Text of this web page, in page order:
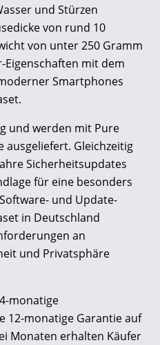
und Stürzen
von rund 10
von unter 250 Gramm
mit dem
Smartphones
und werden mit Pure
ausgeliefert. Gleichzeitig
Sicherheitsupdates
für eine besonders
und Update-
in Deutschland
an
und Privatsphäre
monatige
12-monatige Garantie auf
Monaten erhalten Käufer